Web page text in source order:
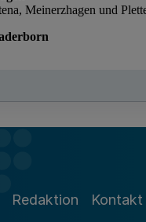
Redaktion Kontakt